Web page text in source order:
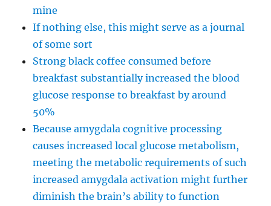
mine
If nothing else, this might serve as a journal
of some sort
Strong black coffee consumed before
breakfast substantially increased the blood
glucose response to breakfast by around
50%
Because amygdala cognitive processing
causes increased local glucose metabolism,
meeting the metabolic requirements of such
increased amygdala activation might further
diminish the brain’s ability to function